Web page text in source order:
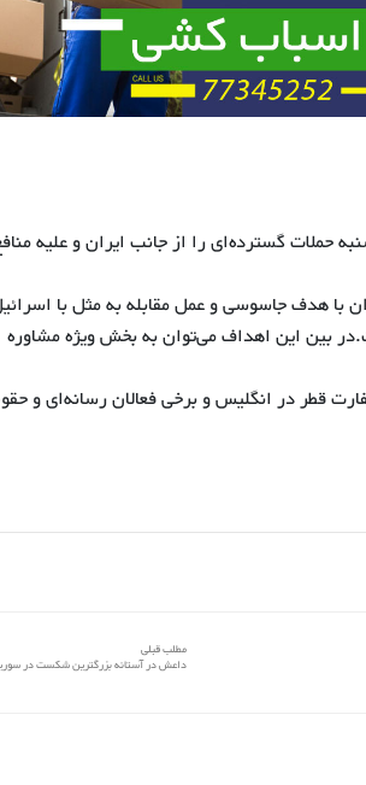
گسترده‌ای را از جانب ایران و علیه
هدف جاسوسی و عمل مقابله به مثل با
حمله کرده است.در بین این اهداف می‌توان به بخش ویژه
قطر در انگلیس و برخی فعالان رسانه‌ای و
مطلب قبلی
داعش در آستانه بزرگترین شکست در